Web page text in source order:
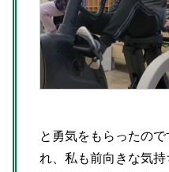
と勇気をもらったの
れ、私も前向きな気